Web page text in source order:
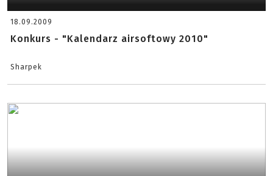
18.09.2009
Konkurs - "Kalendarz airsoftowy 2010"
Sharpek